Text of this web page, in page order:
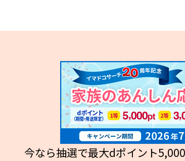
今なら抽選で最大dポイント